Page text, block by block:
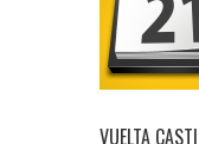
VUELTA